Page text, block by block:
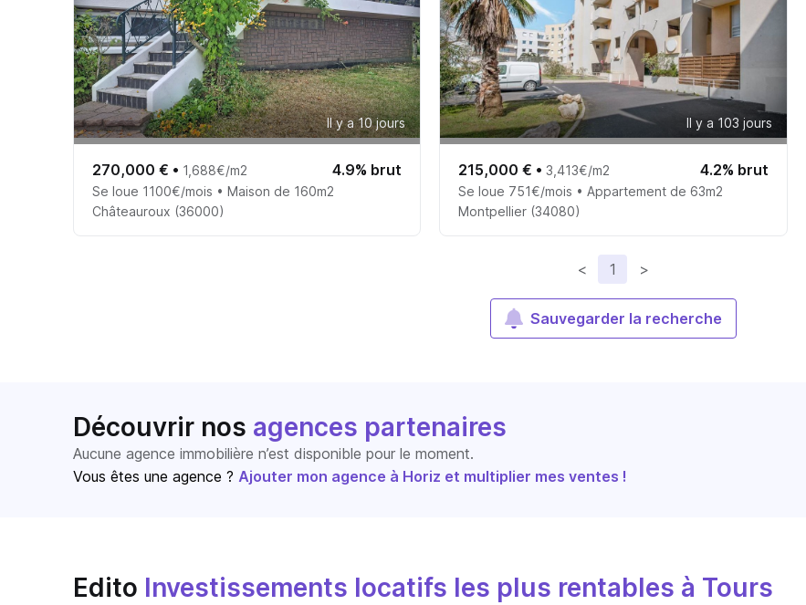
Il y a 10 jours
270,000 € • 1,688€/m2 4.9% brut
Se loue 1100€/mois • Maison de 160m2
Châteauroux (36000)
Il y a 103 jours
215,000 € •3,413€/m2 4.2% brut
Se loue 751€/mois • Appartement de 63m2
Montpellier (34080)
< 1 >
Sauvegarder la recherche
Découvrir nos agences partenaires
Aucune agence immobilière n’est disponible pour le moment.
Vous êtes une agence ? Ajouter mon agence à Horiz et multiplier mes ventes !
Edito Investissements locatifs les plus rentables à Tours